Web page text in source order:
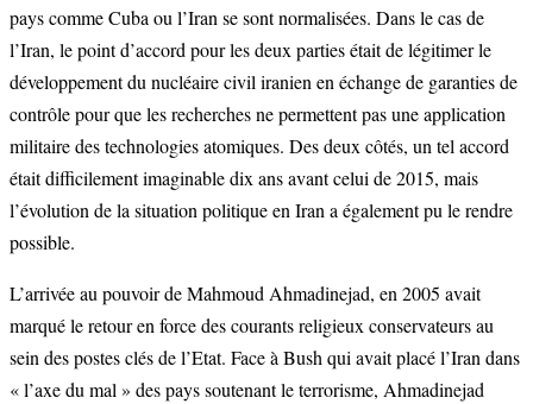
pays comme Cuba ou l’Iran se sont normalisées. Dans le cas de
l’Iran, le point d’accord pour les deux parties était de légitimer le
développement du nucléaire civil iranien en échange de garanties de
contrôle pour que les recherches ne permettent pas une application
militaire des technologies atomiques. Des deux côtés, un tel accord
était difficilement imaginable dix ans avant celui de 2015, mais
l’évolution de la situation politique en Iran a également pu le rendre
possible.
L’arrivée au pouvoir de Mahmoud Ahmadinejad, en 2005 avait
marqué le retour en force des courants religieux conservateurs au
sein des postes clés de l’Etat. Face à Bush qui avait placé l’Iran dans
« l’axe du mal » des pays soutenant le terrorisme, Ahmadinejad